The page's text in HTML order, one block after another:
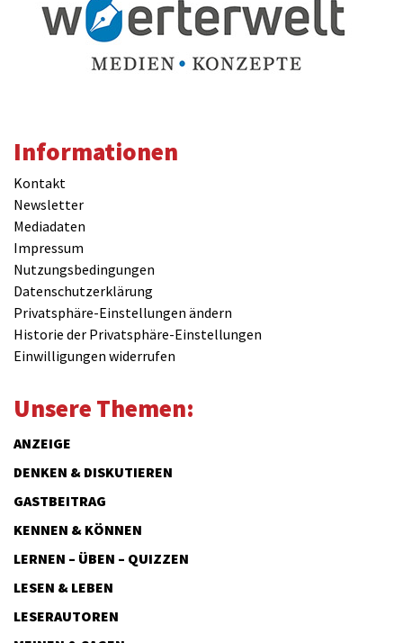
Informationen
Kontakt
Newsletter
Mediadaten
Impressum
Nutzungsbedingungen
Datenschutzerklärung
Privatsphäre-Einstellungen ändern
Historie der Privatsphäre-Einstellungen
Einwilligungen widerrufen
Unsere Themen:
ANZEIGE
DENKEN & DISKUTIEREN
GASTBEITRAG
KENNEN & KÖNNEN
LERNEN – ÜBEN – QUIZZEN
LESEN & LEBEN
LESERAUTOREN